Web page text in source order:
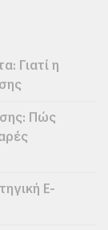
Γιατί η
Πώς
E-